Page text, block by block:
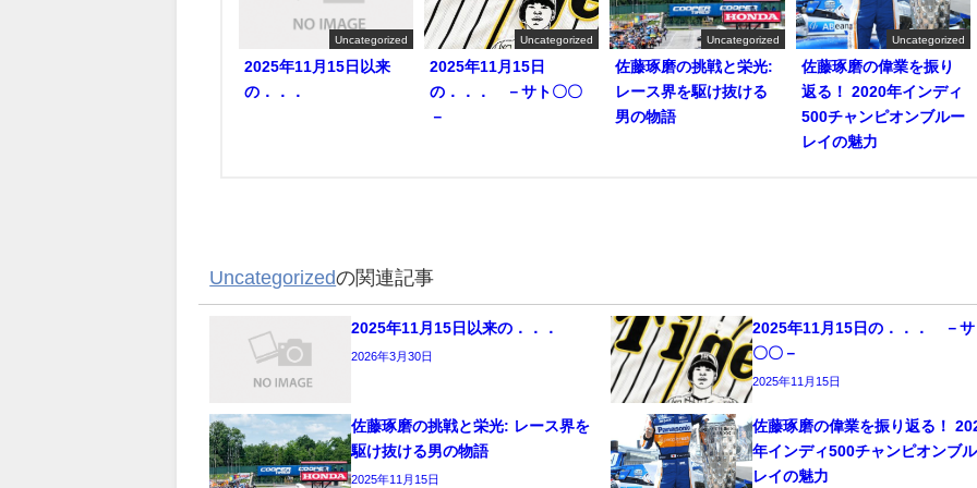
Uncategorized
2025年11月15日以来
の．．．
Uncategorized
2025年11月15日
の．．． －サト〇〇
－
Uncategorized
佐藤琢磨の挑戦と栄光:
レース界を駆け抜ける
男の物語
Uncategorized
佐藤琢磨の偉業を振り
返る！ 2020年インディ
500チャンピオンブルー
レイの魅力
Uncategorizedの関連記事
2025年11月15日以来の．．．
2026年3月30日
2025年11月15日の．．． －サ
〇〇－
2025年11月15日
佐藤琢磨の挑戦と栄光: レース界を
駆け抜ける男の物語
2025年11月15日
佐藤琢磨の偉業を振り返る！
年インディ500チャンピオンブ
レイの魅力